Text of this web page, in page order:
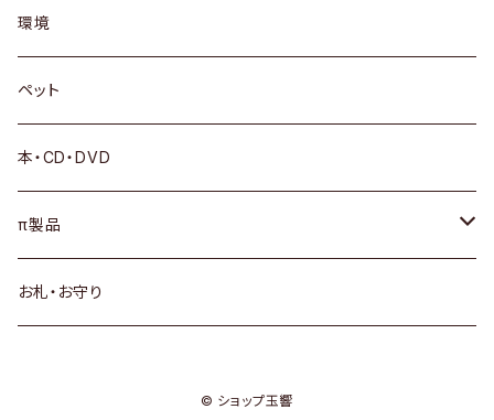
環境
ペット
本・CD・DVD
π製品
サプリメント
お札・お守り
© ショップ玉響